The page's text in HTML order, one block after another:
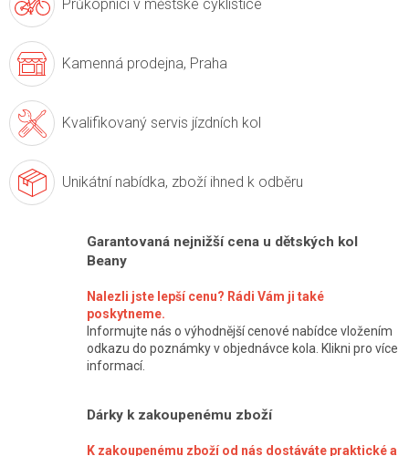
Průkopníci v městské cyklistice
Kamenná prodejna, Praha
Kvalifikovaný servis jízdních kol
Unikátní nabídka, zboží ihned k odběru
Garantovaná nejnižší cena u dětských kol
Beany
Nalezli jste lepší cenu? Rádi Vám ji také
poskytneme.
Informujte nás o výhodnější cenové nabídce vložením
odkazu do poznámky v objednávce kola. Klikni pro více
informací.
Dárky k zakoupenému zboží
K zakoupenému zboží od nás dostáváte praktické a